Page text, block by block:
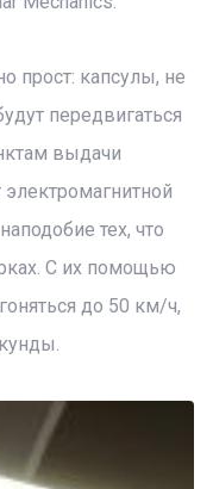
прост: капсулы, не
передвигаться
выдачи
электромагнитной
тех, что
С их помощью
до 50 км/ч,